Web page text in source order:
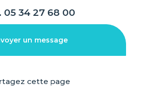
05 34 27 68 00
un message
cette page